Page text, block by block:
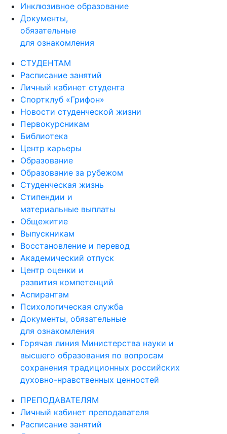
Инклюзивное образование
Документы,
обязательные
для ознакомления
СТУДЕНТАМ
Расписание занятий
Личный кабинет студента
Спортклуб «Грифон»
Новости студенческой жизни
Первокурсникам
Библиотека
Центр карьеры
Образование
Образование за рубежом
Студенческая жизнь
Стипендии и
материальные выплаты
Общежитие
Выпускникам
Восстановление и перевод
Академический отпуск
Центр оценки и
развития компетенций
Аспирантам
Психологическая служба
Документы, обязательные
для ознакомления
Горячая линия Министерства науки и
высшего образования по вопросам
сохранения традиционных российских
духовно-нравственных ценностей
ПРЕПОДАВАТЕЛЯМ
Личный кабинет преподавателя
Расписание занятий